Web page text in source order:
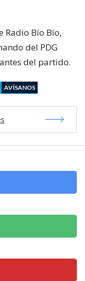
Radio Bío Bío,
del PDG
del partido.
AVÍSANOS